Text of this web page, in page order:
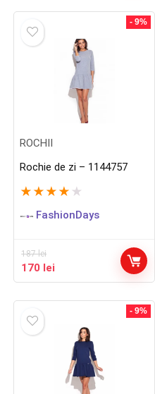
187 lei.
- 9%
ROCHII
Rochie de zi – 1144757
★ ★ ★ ★ ★
FashionDays
187lei
Prețul
inițial
187 lei.
170 lei
curent
- 9%